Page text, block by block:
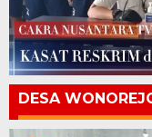
DESA